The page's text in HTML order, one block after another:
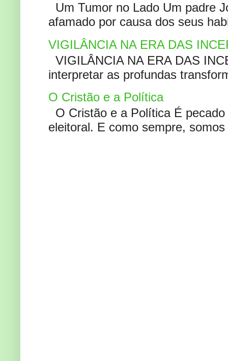
Um Tumor no Lado Um padre
afamado por causa dos seus
VIGILÂNCIA NA ERA DAS
VIGILÂNCIA NA ERA DAS
interpretar as profundas
O Cristão e a Política
O Cristão e a Política É
eleitoral. E como sempre,